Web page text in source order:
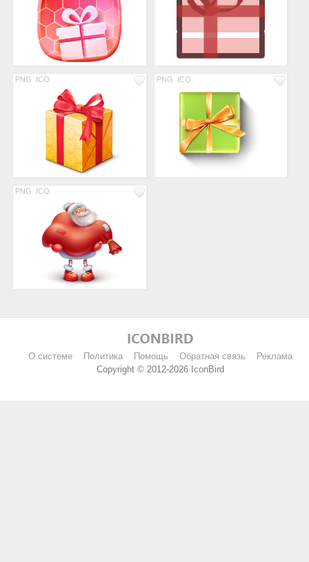
PNG ICO PNG ICO
PNG ICO
О системе Политика Помощь Обратная связь
Реклама
Copyright © 2012-2026 IconBird